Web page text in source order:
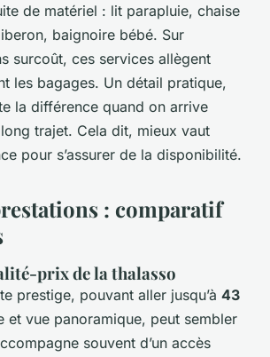
de matériel : lit parapluie, chaise
baignoire bébé. Sur
surcoût, ces services allègent
les bagages. Un détail pratique,
la différence quand on arrive
trajet. Cela dit, mieux vaut
pour s’assurer de la disponibilité.
: comparatif
prix de la thalasso
prestige, pouvant aller jusqu’à 43
et vue panoramique, peut sembler
souvent d’un accès